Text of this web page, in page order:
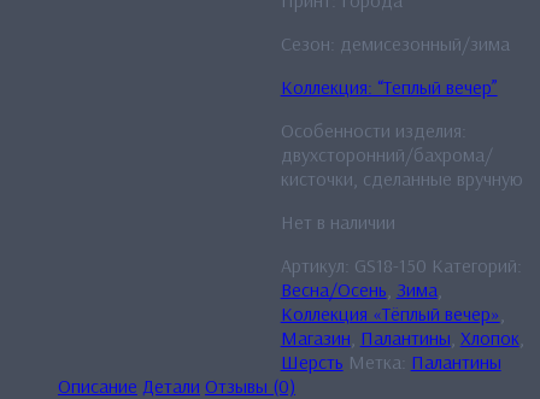
Сезон: демисезонный/зима
Коллекция: “Теплый вечер”
Особенности изделия:
двухсторонний/бахрома/
кисточки, сделанные вручную
Нет в наличии
Артикул: GS18-150 Категорий:
Весна/Осень Зима
Коллекция «Тёплый вечер»
Магазин Палантины Хлопок
Шерсть Метка: Палантины
Описание Детали Отзывы (0)